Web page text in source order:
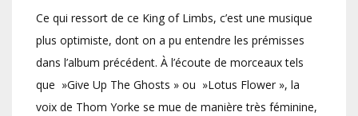
Ce qui ressort de ce King of Limbs, c’est une musique
plus optimiste, dont on a pu entendre les prémisses
dans l’album précédent. À l’écoute de morceaux tels
que »Give Up The Ghosts » ou »Lotus Flower », la
voix de Thom Yorke se mue de manière très féminine,